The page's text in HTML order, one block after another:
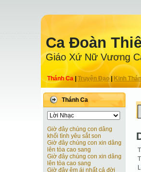
Ca Ðoàn
Giáo Xứ Nữ Vương
Thánh Ca Truyện Ðạo| Kinh
Thánh Ca
Giờ đây chúng con dâng
khối tình yêu sắt son
Giờ đây chúng con xin dâng
lên tòa cao sang
Giờ đây chúng con xin dâng
lên tòa cao sang
Giờ đây êm ái nhất cả đời